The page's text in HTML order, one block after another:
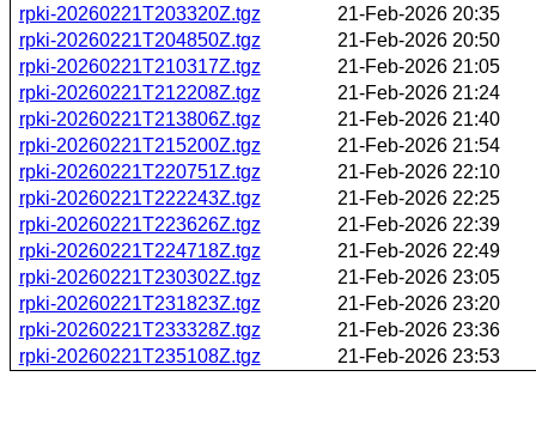
rpki-20260221T203320Z.tgz
21-Feb-2026 20:35
rpki-20260221T204850Z.tgz
21-Feb-2026 20:50
rpki-20260221T210317Z.tgz
21-Feb-2026 21:05
rpki-20260221T212208Z.tgz
21-Feb-2026 21:24
rpki-20260221T213806Z.tgz
21-Feb-2026 21:40
rpki-20260221T215200Z.tgz
21-Feb-2026 21:54
rpki-20260221T220751Z.tgz
21-Feb-2026 22:10
rpki-20260221T222243Z.tgz
21-Feb-2026 22:25
rpki-20260221T223626Z.tgz
21-Feb-2026 22:39
rpki-20260221T224718Z.tgz
21-Feb-2026 22:49
rpki-20260221T230302Z.tgz
21-Feb-2026 23:05
rpki-20260221T231823Z.tgz
21-Feb-2026 23:20
rpki-20260221T233328Z.tgz
21-Feb-2026 23:36
rpki-20260221T235108Z.tgz
21-Feb-2026 23:53